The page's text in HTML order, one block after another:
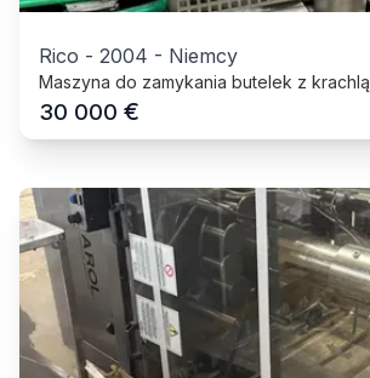
Rico - 2004 - Niemcy
Maszyna do zamykania butelek z krachlą
30 000 €